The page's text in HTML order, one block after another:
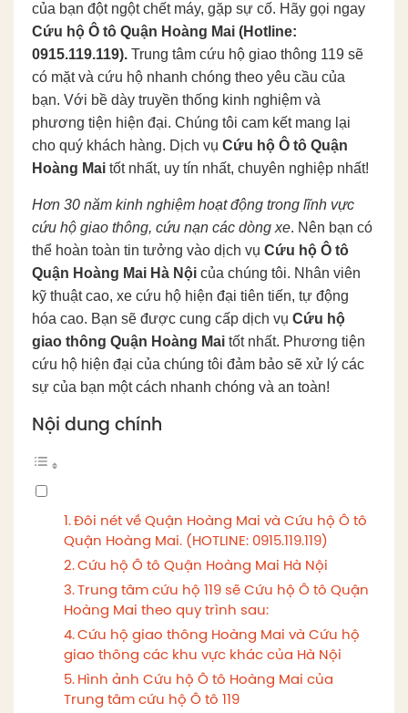
của bạn đột ngột chết máy, gặp sự cố. Hãy gọi ngay
Cứu hộ Ô tô Quận Hoàng Mai (Hotline:
0915.119.119). Trung tâm cứu hộ giao thông 119 sẽ
có mặt và cứu hộ nhanh chóng theo yêu cầu của
bạn. Với bề dày truyền thống kinh nghiệm và
phương tiện hiện đại. Chúng tôi cam kết mang lại
cho quý khách hàng. Dịch vụ Cứu hộ Ô tô Quận
Hoàng Mai tốt nhất, uy tín nhất, chuyên nghiệp nhất!
Hơn 30 năm kinh nghiệm hoạt động trong lĩnh vực
cứu hộ giao thông, cứu nạn các dòng xe. Nên bạn có
thể hoàn toàn tin tưởng vào dịch vụ Cứu hộ Ô tô
Quận Hoàng Mai Hà Nội của chúng tôi. Nhân viên
kỹ thuật cao, xe cứu hộ hiện đại tiên tiến, tự động
hóa cao. Bạn sẽ được cung cấp dịch vụ Cứu hộ
giao thông Quận Hoàng Mai tốt nhất. Phương tiện
cứu hộ hiện đại của chúng tôi đảm bảo sẽ xử lý các
sự của bạn một cách nhanh chóng và an toàn!
Nội dung chính
Đôi nét về Quận Hoàng Mai và Cứu hộ Ô tô
Quận Hoàng Mai. (HOTLINE: 0915.119.119)
Cứu hộ Ô tô Quận Hoàng Mai Hà Nội
Trung tâm cứu hộ 119 sẽ Cứu hộ Ô tô Quận
Hoàng Mai theo quy trình sau:
Cứu hộ giao thông Hoàng Mai và Cứu hộ
giao thông các khu vực khác của Hà Nội
Hình ảnh Cứu hộ Ô tô Hoàng Mai của
Trung tâm cứu hộ Ô tô 119